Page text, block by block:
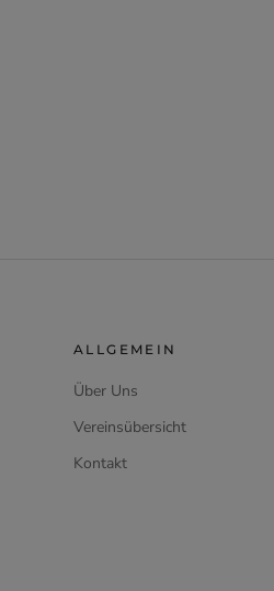
ALLGEMEIN
Über Uns
Vereinsübersicht
Kontakt